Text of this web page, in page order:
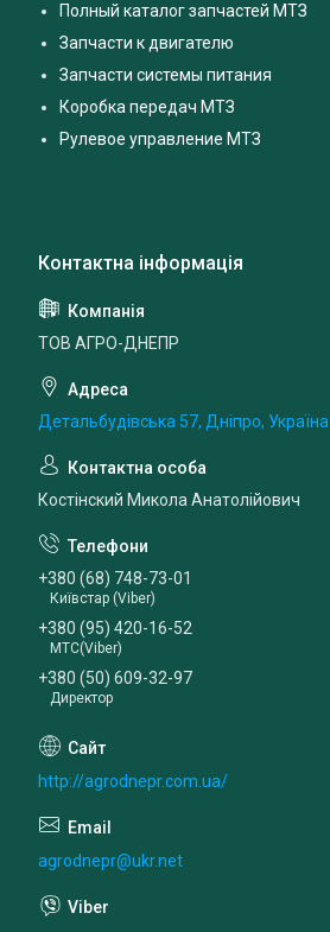
Полный каталог запчастей МТЗ
Запчасти к двигателю
Запчасти системы питания
Коробка передач МТЗ
Рулевое управление МТЗ
ТОВ АГРО-ДНЕПР
Детальбудівська 57, Дніпро, Україна
Костінский Микола Анатолійович
+380 (68) 748-73-01
Київстар (Viber)
+380 (95) 420-16-52
МТС(Viber)
+380 (50) 609-32-97
Директор
http://agrodnepr.com.ua/
agrodnepr@ukr.net